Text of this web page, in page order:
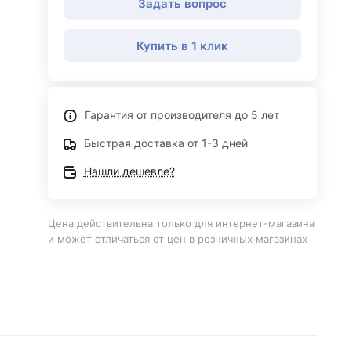
Задать вопрос
Купить в 1 клик
Гарантия от производителя до 5 лет
Быстрая доставка от 1-3 дней
Нашли дешевле?
Цена действительна только для интернет-магазина
и может отличаться от цен в розничных магазинах